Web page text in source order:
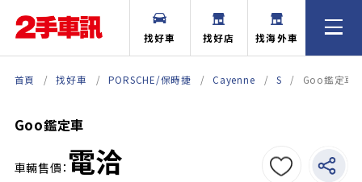
找好車 找好店 找海外車
首頁 找好車 PORSCHE/保時捷 Cayenne S Goo鑑定車
Goo鑑定車
車輛售價： 電洽